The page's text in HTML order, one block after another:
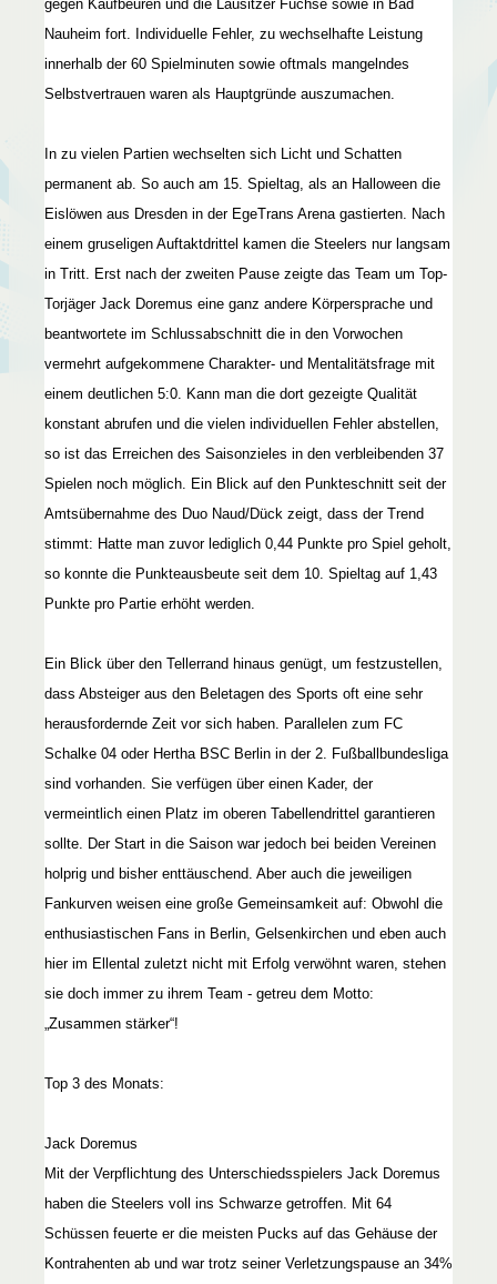
gegen Kaufbeuren und die Lausitzer Füchse sowie in Bad
Nauheim fort. Individuelle Fehler, zu wechselhafte Leistung
innerhalb der 60 Spielminuten sowie oftmals mangelndes
Selbstvertrauen waren als Hauptgründe auszumachen.
In zu vielen Partien wechselten sich Licht und Schatten
permanent ab. So auch am 15. Spieltag, als an Halloween die
Eislöwen aus Dresden in der EgeTrans Arena gastierten. Nach
einem gruseligen Auftaktdrittel kamen die Steelers nur langsam
in Tritt. Erst nach der zweiten Pause zeigte das Team um Top-
Torjäger Jack Doremus eine ganz andere Körpersprache und
beantwortete im Schlussabschnitt die in den Vorwochen
vermehrt aufgekommene Charakter- und Mentalitätsfrage mit
einem deutlichen 5:0. Kann man die dort gezeigte Qualität
konstant abrufen und die vielen individuellen Fehler abstellen,
so ist das Erreichen des Saisonzieles in den verbleibenden 37
Spielen noch möglich. Ein Blick auf den Punkteschnitt seit der
Amtsübernahme des Duo Naud/Dück zeigt, dass der Trend
stimmt: Hatte man zuvor lediglich 0,44 Punkte pro Spiel geholt,
so konnte die Punkteausbeute seit dem 10. Spieltag auf 1,43
Punkte pro Partie erhöht werden.
Ein Blick über den Tellerrand hinaus genügt, um festzustellen,
dass Absteiger aus den Beletagen des Sports oft eine sehr
herausfordernde Zeit vor sich haben. Parallelen zum FC
Schalke 04 oder Hertha BSC Berlin in der 2. Fußballbundesliga
sind vorhanden. Sie verfügen über einen Kader, der
vermeintlich einen Platz im oberen Tabellendrittel garantieren
sollte. Der Start in die Saison war jedoch bei beiden Vereinen
holprig und bisher enttäuschend. Aber auch die jeweiligen
Fankurven weisen eine große Gemeinsamkeit auf: Obwohl die
enthusiastischen Fans in Berlin, Gelsenkirchen und eben auch
hier im Ellental zuletzt nicht mit Erfolg verwöhnt waren, stehen
sie doch immer zu ihrem Team - getreu dem Motto:
„Zusammen stärker“!
Top 3 des Monats:
Jack Doremus
Mit der Verpflichtung des Unterschiedsspielers Jack Doremus
haben die Steelers voll ins Schwarze getroffen. Mit 64
Schüssen feuerte er die meisten Pucks auf das Gehäuse der
Kontrahenten ab und war trotz seiner Verletzungspause an 34%